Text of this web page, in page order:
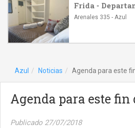
Frida -
Arenales 335 - Azul
Azul Noticias Agenda para este
Agenda para este fin
Publicado 27/07/2018